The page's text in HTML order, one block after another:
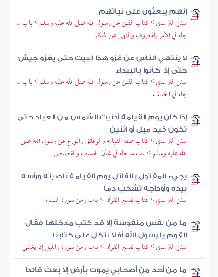
إنهم يبعثون على نياتهم
سنن الترمذي > كتاب الفتن عن رسول الله صلى الله عليه وسلم > باب ما
جاء في الأمر بالمعروف والنهي عن المنكر
لا ينتهي الناس عن غزو هذا البيت حتى يغزو جيش
حتى إذا كانوا بالبيداء
سنن الترمذي > كتاب الفتن عن رسول الله صلى الله عليه وسلم > باب ما
جاء في الخسف
إذا كان يوم القيامة أدنيت الشمس من العباد حتى
تكون قيد ميل أو اثنين
سنن الترمذي > كتاب صفة القيامة والرقائق والورع عن رسول الله صلى
الله عليه وسلم > باب ما جاء في شأن الحساب والقصاص
يجيء المقتول بالقاتل يوم القيامة ناصيته ورأسه
بيده وأوداجه تشخب دما
سنن الترمذي > كتاب تفسير القرآن > باب ومن سورة النساء
ما من نفس منفوسة إلا قد كتب مدخلها فقال
القوم يا رسول الله أفلا نتكل على كتابنا
سنن الترمذي > كتاب تفسير القرآن > باب ومن سورة والليل إذا يغشى
ما من أحد من أصحابي يموت بأرض إلا بعث قائدا